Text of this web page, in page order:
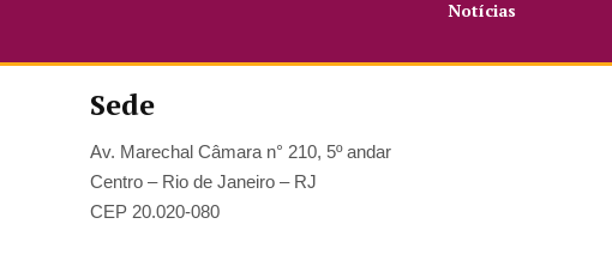
Notícias
Sede
Av. Marechal Câmara n° 210, 5º andar
Centro – Rio de Janeiro – RJ
CEP 20.020-080